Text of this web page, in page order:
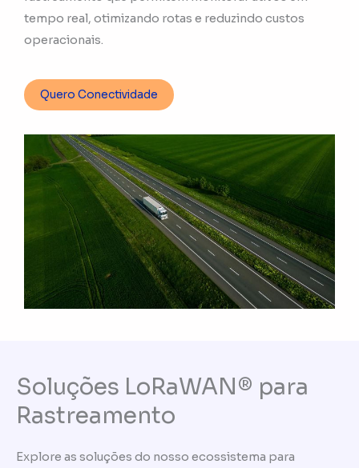
tempo real, otimizando rotas e reduzindo custos
operacionais.
Quero Conectividade
Soluções LoRaWAN® para
Rastreamento
Explore as soluções do nosso ecossistema para